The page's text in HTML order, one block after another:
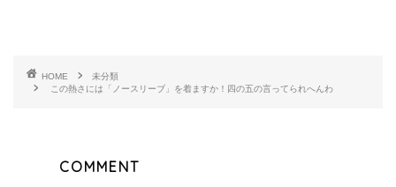
HOME
未分類
この熱さには「ノースリーブ」を着ますか！四の五の言ってられへんわ
COMMENT